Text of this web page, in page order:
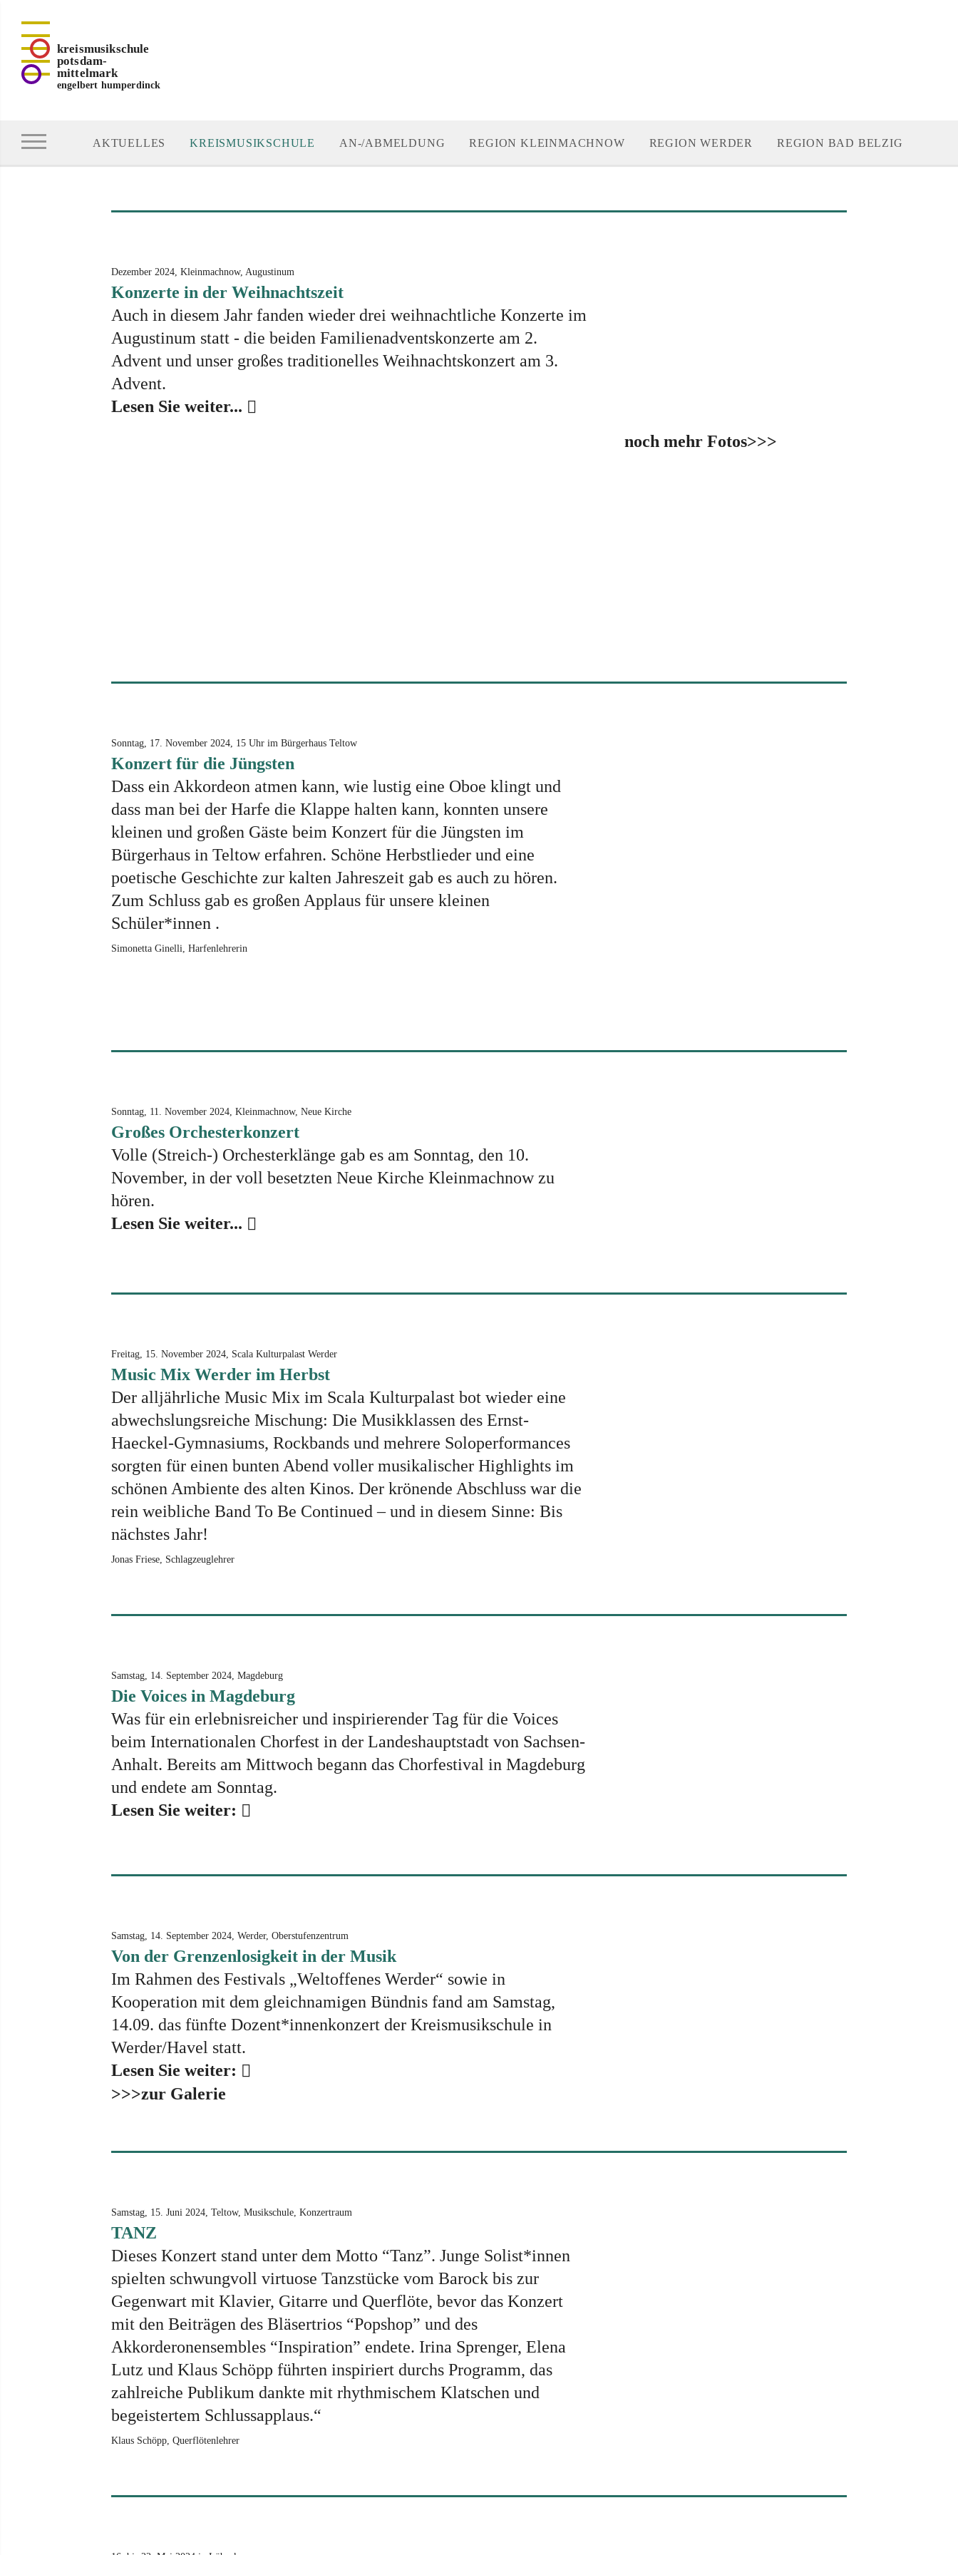
kreismusikschule
potsdam-
mittelmark
engelbert humperdinck
AKTUELLES KREISMUSIKSCHULE AN-/ABMELDUNG REGION KLEINMACHNOW REGION WERDER REGION BAD BELZIG
Dezember 2024, Kleinmachnow, Augustinum
Konzerte in der Weihnachtszeit
Auch in diesem Jahr fanden wieder drei weihnachtliche Konzerte im
Augustinum statt - die beiden Familienadventskonzerte am 2.
Advent und unser großes traditionelles Weihnachtskonzert am 3.
Advent.
Lesen Sie weiter...
noch mehr Fotos>>>
Sonntag, 17. November 2024, 15 Uhr im Bürgerhaus Teltow
Konzert für die Jüngsten
Dass ein Akkordeon atmen kann, wie lustig eine Oboe klingt und
dass man bei der Harfe die Klappe halten kann, konnten unsere
kleinen und großen Gäste beim Konzert für die Jüngsten im
Bürgerhaus in Teltow erfahren. Schöne Herbstlieder und eine
poetische Geschichte zur kalten Jahreszeit gab es auch zu hören.
Zum Schluss gab es großen Applaus für unsere kleinen
Schüler*innen .
Simonetta Ginelli, Harfenlehrerin
Sonntag, 11. November 2024, Kleinmachnow, Neue Kirche
Großes Orchesterkonzert
Volle (Streich-) Orchesterklänge gab es am Sonntag, den 10.
November, in der voll besetzten Neue Kirche Kleinmachnow zu
hören.
Lesen Sie weiter...
Freitag, 15. November 2024, Scala Kulturpalast Werder
Music Mix Werder im Herbst
Der alljährliche Music Mix im Scala Kulturpalast bot wieder eine
abwechslungsreiche Mischung: Die Musikklassen des Ernst-
Haeckel-Gymnasiums, Rockbands und mehrere Soloperformances
sorgten für einen bunten Abend voller musikalischer Highlights im
schönen Ambiente des alten Kinos. Der krönende Abschluss war die
rein weibliche Band To Be Continued – und in diesem Sinne: Bis
nächstes Jahr!
Jonas Friese, Schlagzeuglehrer
Samstag, 14. September 2024, Magdeburg
Die Voices in Magdeburg
Was für ein erlebnisreicher und inspirierender Tag für die Voices
beim Internationalen Chorfest in der Landeshauptstadt von Sachsen-
Anhalt. Bereits am Mittwoch begann das Chorfestival in Magdeburg
und endete am Sonntag.
Lesen Sie weiter:
Samstag, 14. September 2024, Werder, Oberstufenzentrum
Von der Grenzenlosigkeit in der Musik
Im Rahmen des Festivals „Weltoffenes Werder“ sowie in
Kooperation mit dem gleichnamigen Bündnis fand am Samstag,
14.09. das fünfte Dozent*innenkonzert der Kreismusikschule in
Werder/Havel statt.
Lesen Sie weiter:
>>>zur Galerie
Samstag, 15. Juni 2024, Teltow, Musikschule, Konzertraum
TANZ
Dieses Konzert stand unter dem Motto “Tanz”. Junge Solist*innen
spielten schwungvoll virtuose Tanzstücke vom Barock bis zur
Gegenwart mit Klavier, Gitarre und Querflöte, bevor das Konzert
mit den Beiträgen des Bläsertrios “Popshop” und des
Akkorderonensembles “Inspiration” endete. Irina Sprenger, Elena
Lutz und Klaus Schöpp führten inspiriert durchs Programm, das
zahlreiche Publikum dankte mit rhythmischem Klatschen und
begeistertem Schlussapplaus.“
Klaus Schöpp, Querflötenlehrer